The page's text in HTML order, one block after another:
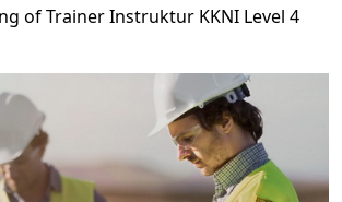
of Trainer Instruktur KKNI Level 4